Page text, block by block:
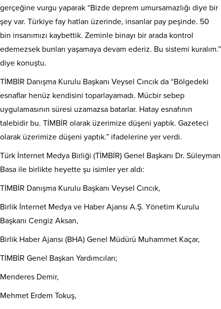
gerçeğine vurgu yaparak “Bizde deprem umursamazlığı diye bir
şey var. Türkiye fay hatları üzerinde, insanlar pay peşinde. 50
bin insanımızı kaybettik. Zeminle binayı bir arada kontrol
edemezsek bunları yaşamaya devam ederiz. Bu sistemi kuralım.”
diye konuştu.
TİMBİR Danışma Kurulu Başkanı Veysel Cıncık da “Bölgedeki
esnaflar henüz kendisini toparlayamadı. Mücbir sebep
uygulamasının süresi uzamazsa batarlar. Hatay esnafının
talebidir bu. TİMBİR olarak üzerimize düşeni yaptık. Gazeteci
olarak üzerimize düşeni yaptık.” ifadelerine yer verdi.
Türk İnternet Medya Birliği (TİMBİR) Genel Başkanı Dr. Süleyman
Basa ile birlikte heyette şu isimler yer aldı:
TİMBİR Danışma Kurulu Başkanı Veysel Cıncık,
Birlik İnternet Medya ve Haber Ajansı A.Ş. Yönetim Kurulu
Başkanı Cengiz Aksan,
Birlik Haber Ajansı (BHA) Genel Müdürü Muhammet Kaçar,
TİMBİR Genel Başkan Yardımcıları;
Menderes Demir,
Mehmet Erdem Tokuş,